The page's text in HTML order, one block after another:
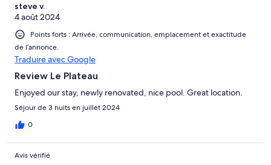
steve v.
4 août 2024
Points forts : Arrivée, communication, emplacement et exactitude
de l’annonce.
Traduire avec Google
Review Le Plateau
Enjoyed our stay, newly renovated, nice pool. Great location.
Séjour de 3 nuits en juillet 2024
0
Avis vérifié